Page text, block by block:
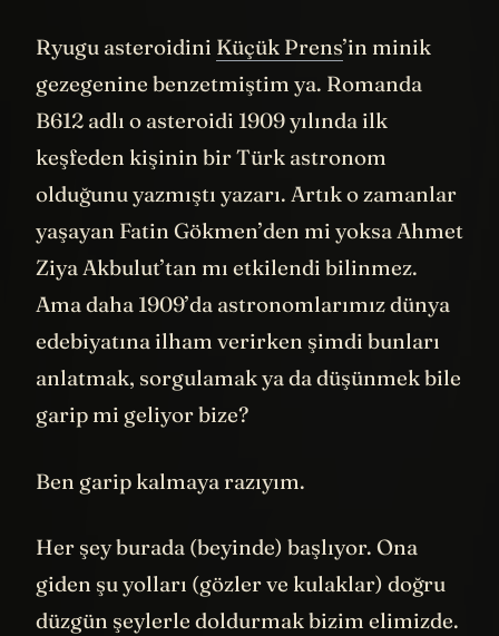
Ryugu asteroidini Küçük Prens’in minik
gezegenine benzetmiştim ya. Romanda
B612 adlı o asteroidi 1909 yılında ilk
keşfeden kişinin bir Türk astronom
olduğunu yazmıştı yazarı. Artık o zamanlar
yaşayan Fatin Gökmen’den mi yoksa Ahmet
Ziya Akbulut’tan mı etkilendi bilinmez.
Ama daha 1909’da astronomlarımız dünya
edebiyatına ilham verirken şimdi bunları
anlatmak, sorgulamak ya da düşünmek bile
garip mi geliyor bize?
Ben garip kalmaya razıyım.
Her şey burada (beyinde) başlıyor. Ona
giden şu yolları (gözler ve kulaklar) doğru
düzgün şeylerle doldurmak bizim elimizde.